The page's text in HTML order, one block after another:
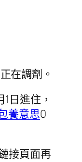
在調劑。
日進住，
養意思0
接頁面再